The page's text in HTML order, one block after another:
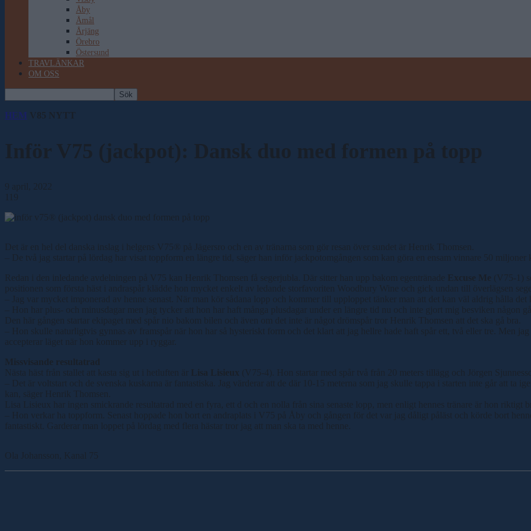
Åby
Åmål
Årjäng
Örebro
Östersund
TRAVLÄNKAR
OM OSS
HEM V85 NYTT
Inför V75 (jackpot): Dansk duo med formen på topp
9 april, 2022
119
Det är en hel del danska inslag i helgens V75® på Jägersro och en av tränarna som gör resan över sundet är Henrik Thomsen.
– De två jag startar på lördag har visat toppform en längre tid, säger han inför jackpotomgången som kan göra en ensam vinnare 50 miljoner
Redan i den inledande avdelningen på V75 kan Henrik Thomsen få segerjubla. Där sitter han upp bakom egentränade
Excuse Me (V75-1)
positionen som första häst i andraspår klädde hon mycket enkelt av ledande storfavoriten Woodbury Wine och gick undan till överlägsen
– Jag var mycket imponerad av henne senast. När man kör sådana lopp och kommer till upploppet tänker man att det kan väl aldrig hålla
– Hon har plus- och minusdagar men jag tycker att hon har haft många plusdagar under en längre tid nu och inte gjort mig besviken någon
Den här gången startar ekipaget med spår nio bakom bilen och även om det inte är något drömspår tror Henrik Thomsen att det ska gå bra.
– Hon skulle naturligtvis gynnas av framspår när hon har så hysteriskt form och det klart att jag hellre hade haft spår ett, två eller tre. Men
accepterar läget när hon kommer upp i ryggar.
Missvisande resultatrad
Nästa häst från stallet att kasta sig ut i hetluften är
Lisa Lisieux (V75-4). Hon startar med spår två från 20 meters tillägg och Jörgen
– Det är voltstart och de svenska kuskarna är fantastiska. Jag värderar att de där 10-15 meterna som jag skulle tappa i starten inte går att ta
kan, säger Henrik Thomsen.
Lisa Lisieux har ingen smickrande resultatrad med en fyra, ett d och en nolla från sina senaste lopp, men enligt hennes tränare är hon riktigt
– Hon verkar ha toppform. Senast hoppade hon bort en andraplats i V75 på Åby och gången för det var jag dåligt påläst och körde bort
fantastiskt. Garderar man loppet på lördag med flera hästar tror jag att man ska ta med henne.
Ola Johansson, Kanal 75